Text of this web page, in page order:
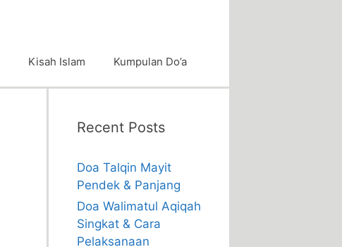
Kisah Islam Kumpulan Do’a
Recent Posts
Doa Talqin Mayit
Pendek & Panjang
Doa Walimatul Aqiqah
Singkat & Cara
Pelaksanaan